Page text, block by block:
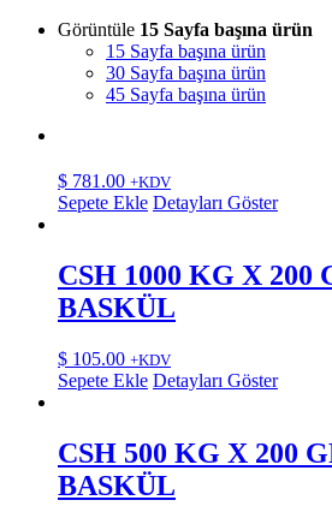
Görüntüle 15 Sayfa başına ürün
15 Sayfa başına ürün
30 Sayfa başına ürün
45 Sayfa başına ürün
$ 781.00 +KDV
Sepete Ekle Detayları Göster
CSH 1000 KG X
BASKÜL
$ 105.00 +KDV
Sepete Ekle Detayları Göster
CSH 500 KG X 200
BASKÜL